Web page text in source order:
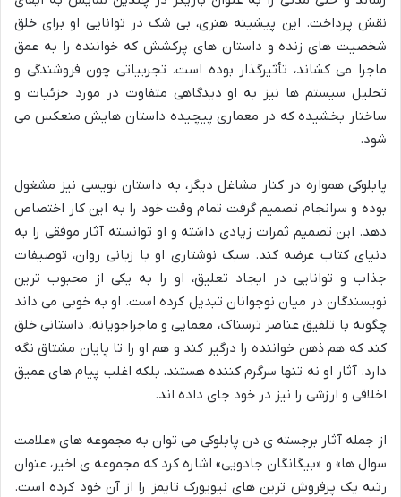
نقش پرداخت. این پیشینه هنری، بی شک در توانایی او برای خلق
شخصیت های زنده و داستان های پرکشش که خواننده را به عمق
ماجرا می کشاند، تأثیرگذار بوده است. تجربیاتی چون فروشندگی و
تحلیل سیستم ها نیز به او دیدگاهی متفاوت در مورد جزئیات و
ساختار بخشیده که در معماری پیچیده داستان هایش منعکس می
شود.
پابلوکی همواره در کنار مشاغل دیگر، به داستان نویسی نیز مشغول
بوده و سرانجام تصمیم گرفت تمام وقت خود را به این کار اختصاص
دهد. این تصمیم ثمرات زیادی داشته و او توانسته آثار موفقی را به
دنیای کتاب عرضه کند. سبک نوشتاری او با زبانی روان، توصیفات
جذاب و توانایی در ایجاد تعلیق، او را به یکی از محبوب ترین
نویسندگان در میان نوجوانان تبدیل کرده است. او به خوبی می داند
چگونه با تلفیق عناصر ترسناک، معمایی و ماجراجویانه، داستانی خلق
کند که هم ذهن خواننده را درگیر کند و هم او را تا پایان مشتاق نگه
دارد. آثار او نه تنها سرگرم کننده هستند، بلکه اغلب پیام های عمیق
اخلاقی و ارزشی را نیز در خود جای داده اند.
از جمله آثار برجسته ی دن پابلوکی می توان به مجموعه های «علامت
سوال ها» و «بیگانگان جادویی» اشاره کرد که مجموعه ی اخیر، عنوان
رتبه یک پرفروش ترین های نیویورک تایمز را از آن خود کرده است.